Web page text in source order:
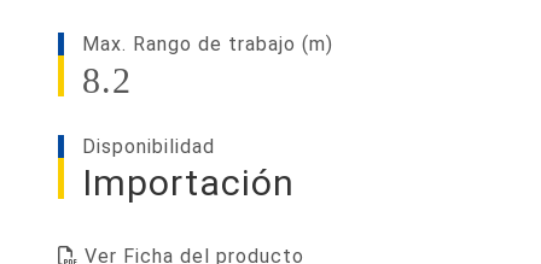
Max. Rango de trabajo (m)
8.2
Disponibilidad
Importación
Ver Ficha del producto